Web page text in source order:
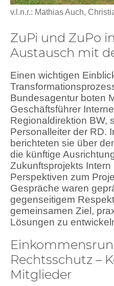
v.l.n.r.: Mathias Auch,
ZuPi und ZuPo
Austausch mit
Einen wichtigen
Bundesagentur boten
Geschäftsführer
Regionaldirektion BW,
Personalleiter der RD.
berichteten sie über
die künftige
Zukunftsprojekts Intern
Perspektiven zum
Gespräche waren
gegenseitigem
gemeinsamen Ziel,
Lösungen zu
Rechtsschutz –
Mitglieder